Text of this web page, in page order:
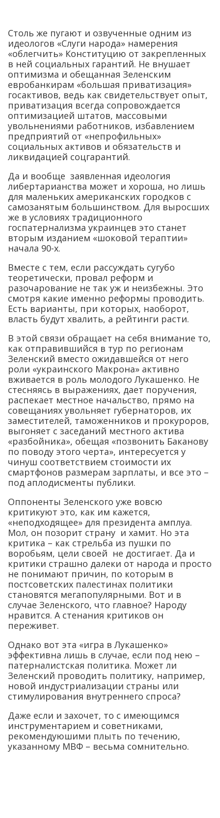
Столь же пугают и озвученные одним из
идеологов «Слуги народа» намерения
«облегчить» Конституцию от закрепленных
в ней социальных гарантий. Не внушает
оптимизма и обещанная Зеленским
евробанкирам «большая приватизация»
госактивов, ведь как свидетельствует опыт,
приватизация всегда сопровождается
оптимизацией штатов, массовыми
увольнениями работников, избавлением
предприятий от «непрофильных»
социальных активов и обязательств и
ликвидацией соцгарантий.
Да и вообще заявленная идеология
либертарианства может и хороша, но лишь
для маленьких американских городков с
самозанятым большинством. Для выросших
же в условиях традиционного
госпатернализма украинцев это станет
вторым изданием «шоковой тераптии»
начала 90-х.
Вместе с тем, если рассуждать сугубо
теоретически, провал реформ и
разочарование не так уж и неизбежны. Это
смотря какие именно реформы проводить.
Есть варианты, при которых, наоборот,
власть будут хвалить, а рейтинги расти.
В этой связи обращает на себя внимание то,
как отправившийся в тур по регионам
Зеленский вместо ожидавшейся от него
роли «украинского Макрона» активно
вживается в роль молодого Лукашенко. Не
стесняясь в выражениях, дает поручения,
распекает местное начальство, прямо на
совещаниях увольняет губернаторов, их
заместителей, таможенников и прокуроров,
выгоняет с заседаний местного актива
«разбойника», обещая «позвонить Баканову
по поводу этого черта», интересуется у
чинуш соответствием стоимости их
смартфонов размерам зарплаты, и все это –
под аплодисменты публики.
Оппоненты Зеленского уже вовсю
критикуют это, как им кажется,
«неподходящее» для президента амплуа.
Мол, он позорит страну и хамит. Но эта
критика – как стрельба из пушки по
воробьям, цели своей не достигает. Да и
критики страшно далеки от народа и просто
не понимают причин, по которым в
постсоветских палестинах политики
становятся мегапопулярными. Вот и в
случае Зеленского, что главное? Народу
нравится. А стенания критиков он
переживет.
Однако вот эта «игра в Лукашенко»
эффективна лишь в случае, если под нею –
патерналистская политика. Может ли
Зеленский проводить политику, например,
новой индустриализации страны или
стимулирования внутреннего спроса?
Даже если и захочет, то с имеющимся
инструментарием и советниками,
рекомендуюшими плыть по течению,
указанному МВФ – весьма сомнительно.